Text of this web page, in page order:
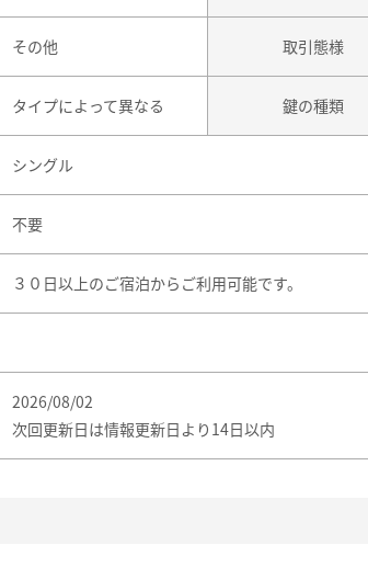
その他 取引態様
タイプによって異なる 鍵の種類
シングル
不要
３０日以上のご宿泊からご利用可能です。
2026/08/02
次回更新日は情報更新日より14日以内